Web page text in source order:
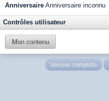
Anniversaire Anniversaire inconnu
Contrôles utilisateur
Mon contenu
Version complète